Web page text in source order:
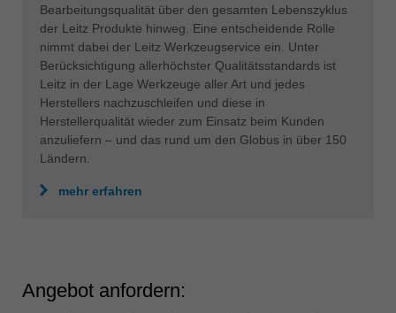
Bearbeitungsqualität über den gesamten Lebenszyklus
der Leitz Produkte hinweg. Eine entscheidende Rolle
nimmt dabei der Leitz Werkzeugservice ein. Unter
Berücksichtigung allerhöchster Qualitätsstandards ist
Leitz in der Lage Werkzeuge aller Art und jedes
Herstellers nachzuschleifen und diese in
Herstellerqualität wieder zum Einsatz beim Kunden
anzuliefern – und das rund um den Globus in über 150
Ländern.
mehr erfahren
Angebot anfordern: